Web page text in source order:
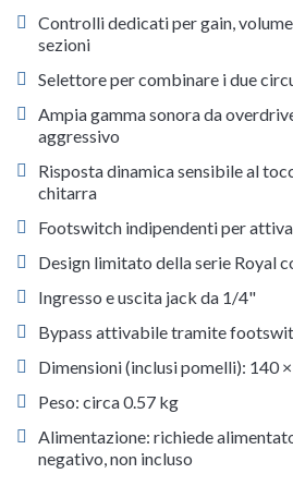
Controlli dedicati per gain,
sezioni
Selettore per combinare i due
Ampia gamma sonora da
aggressivo
Risposta dinamica sensibile al
chitarra
Footswitch indipendenti per
Design limitato della serie Royal
Ingresso e uscita jack da 1/4"
Bypass attivabile tramite
Dimensioni (inclusi pomelli): 140
Peso: circa 0.57 kg
Alimentazione: richiede
negativo, non incluso